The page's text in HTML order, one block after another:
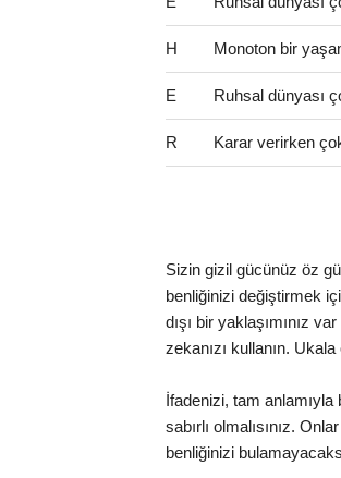
H Monoton bir
E Ruhsal dünyası
R Karar verirken
Sizin gizil gücünüz öz
benliğinizi değiştirmek
dışı bir yaklaşımınız
zekanızı kullanın.
İfadenizi, tam anlamıyla
sabırlı olmalısınız.
benliğinizi